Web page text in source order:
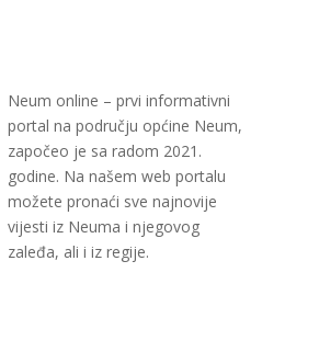
Neum online – prvi informativni
portal na području općine Neum,
započeo je sa radom 2021.
godine. Na našem web portalu
možete pronaći sve najnovije
vijesti iz Neuma i njegovog
zaleđa, ali i iz regije.